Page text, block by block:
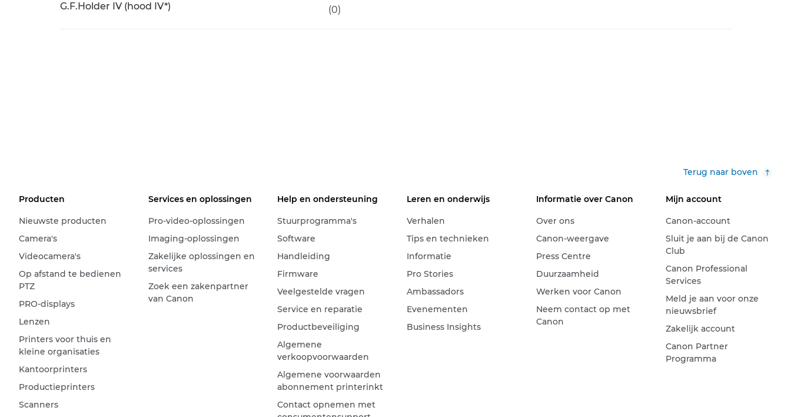
G.F.Holder IV (hood IV*) (0)
Terug naar boven
Producten
Nieuwste producten
Camera's
Videocamera's
Op afstand te bedienen
PTZ
PRO-displays
Lenzen
Printers voor thuis en
kleine organisaties
Kantoorprinters
Productieprinters
Scanners
Services en oplossingen
Pro-video-oplossingen
Imaging-oplossingen
Zakelijke oplossingen en
services
Zoek een zakenpartner
van Canon
Help en ondersteuning
Stuurprogramma's
Software
Handleiding
Firmware
Veelgestelde vragen
Service en reparatie
Productbeveiliging
Algemene
verkoopvoorwaarden
Algemene voorwaarden
abonnement printerinkt
Contact opnemen met
Leren en onderwijs
Verhalen
Tips en technieken
Informatie
Pro Stories
Ambassadors
Evenementen
Business Insights
Informatie over Canon
Over ons
Canon-weergave
Press Centre
Duurzaamheid
Werken voor Canon
Neem contact op met
Canon
Mijn account
Canon-account
Sluit je aan bij de Canon
Club
Canon Professional
Services
Meld je aan voor onze
nieuwsbrief
Zakelijk account
Canon Partner
Programma